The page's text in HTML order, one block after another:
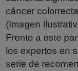
cáncer
(Imagen
Frente a este
los expertos en
serie de